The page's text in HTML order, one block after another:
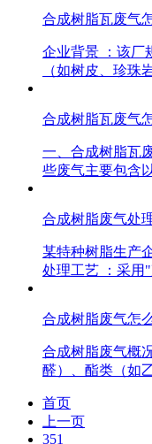
合成树脂瓦废气
企业背景 ：该厂
（如树皮、珍
合成树脂瓦废气
一、合成树脂瓦
些废气主要包含
合成树脂废气处
某特种树脂生产
处理工艺 ：采用
合成树脂废气怎
合成树脂废气概
醛）、酯类（如
首页
上一页
351